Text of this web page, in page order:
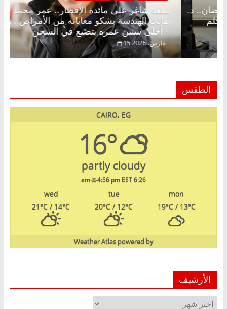
مقعد شاغر
طالب الهندسة
أحلى سنين عمره بتضيع في السجن
15 مارس، 2026
الإفطار وبلكونة بلا زينة رمضان.. د.
فاروق خبير اقتصادي في انتظار حلم
الطقس
CAIRO, EG
16°
partly cloudy
6:26 am
4:56 pm EET
mon
tue
wed
19°C/ 13°C
20°C / 12°C
21°C / 14°C
powered by
Weather Atlas
الأرشيف
الأرشيف